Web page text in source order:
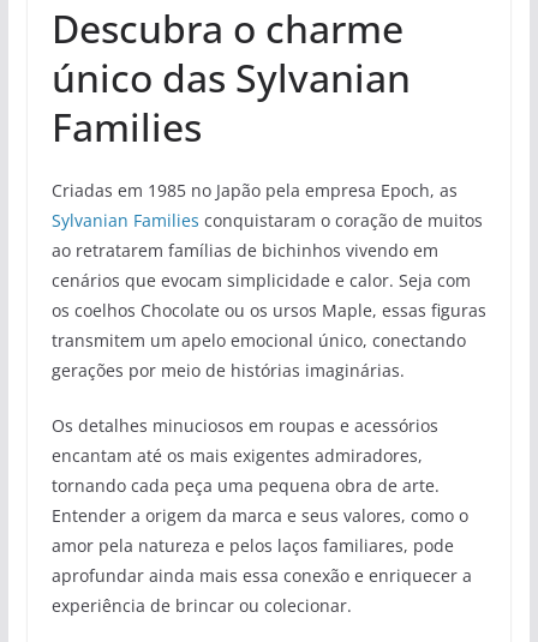
Descubra o charme
único das Sylvanian
Families
Criadas em 1985 no Japão pela empresa Epoch, as
Sylvanian Families conquistaram o coração de muitos
ao retratarem famílias de bichinhos vivendo em
cenários que evocam simplicidade e calor. Seja com
os coelhos Chocolate ou os ursos Maple, essas figuras
transmitem um apelo emocional único, conectando
gerações por meio de histórias imaginárias.
Os detalhes minuciosos em roupas e acessórios
encantam até os mais exigentes admiradores,
tornando cada peça uma pequena obra de arte.
Entender a origem da marca e seus valores, como o
amor pela natureza e pelos laços familiares, pode
aprofundar ainda mais essa conexão e enriquecer a
experiência de brincar ou colecionar.